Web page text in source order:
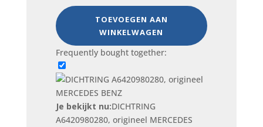
DICHTRING
A6420980280,
origineel
MERCEDES
BENZ
aantal
TOEVOEGEN AAN
WINKELWAGEN
Frequently bought together:
Je bekijkt nu:DICHTRING
A6420980280, origineel MERCEDES